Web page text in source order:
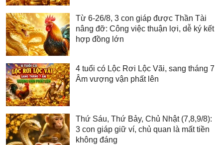
Từ 6-26/8, 3 con giáp được Thần Tài
nâng đỡ: Công việc thuận lợi, dễ ký kết
hợp đồng lớn
4 tuổi có Lộc Rơi Lộc Vãi, sang tháng 7
Âm vượng vận phất lên
Thứ Sáu, Thứ Bảy, Chủ Nhật (7,8,9/8):
3 con giáp giữ ví, chủ quan là mất tiền
không đáng